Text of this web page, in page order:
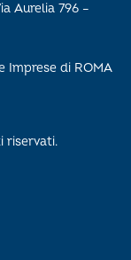
Aurelia 796 –
Imprese di ROMA
riservati.